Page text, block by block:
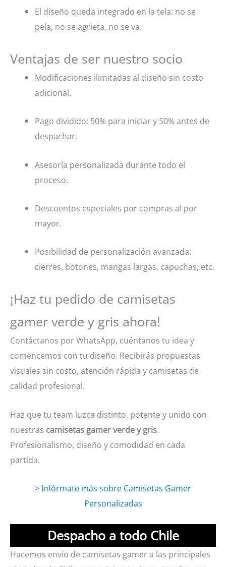
El diseño queda integrado en la tela: no se
pela, no se agrieta, no se va.
Ventajas de ser nuestro socio
Modificaciones ilimitadas al diseño sin costo
adicional.
Pago dividido: 50% para iniciar y 50% antes de
despachar.
Asesoría personalizada durante todo el
proceso.
Descuentos especiales por compras al por
mayor.
Posibilidad de personalización avanzada:
cierres, botones, mangas largas, capuchas, etc.
¡Haz tu pedido de camisetas
gamer verde y gris ahora!
Contáctanos por WhatsApp, cuéntanos tu idea y
comencemos con tu diseño. Recibirás propuestas
visuales sin costo, atención rápida y camisetas de
calidad profesional.
Haz que tu team luzca distinto, potente y unido con
nuestras camisetas gamer verde y gris.
Profesionalismo, diseño y comodidad en cada
partida.
> Infórmate más sobre Camisetas Gamer
Personalizadas
Despacho a todo Chile
Hacemos envío de camisetas gamer a las principales